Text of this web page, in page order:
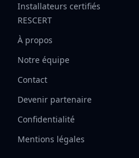
Installateurs certifiés
RESCERT
À propos
Notre équipe
Contact
Devenir partenaire
Confidentialité
Mentions légales